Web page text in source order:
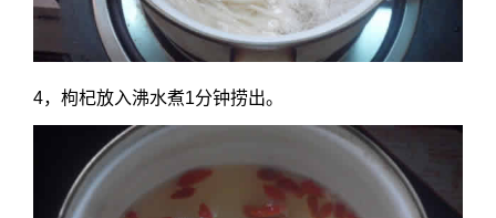
4，枸杞放入沸水煮1分钟捞出。